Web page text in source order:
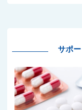
サポ